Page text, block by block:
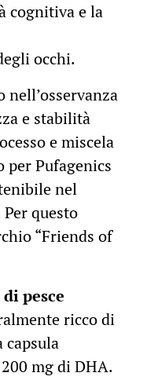
cognitiva e la
occhi.
e stabilità
e miscela
per Pufagenics
nel
questo
“Friends of
pesce
ricco di
capsula
mg di DHA.